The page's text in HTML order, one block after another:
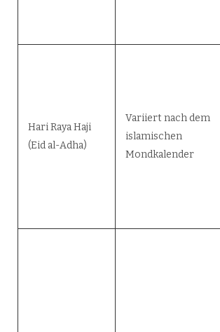
Hari Raya Haji
(Eid al-Adha)
Variiert nach dem
islamischen
Mondkalender